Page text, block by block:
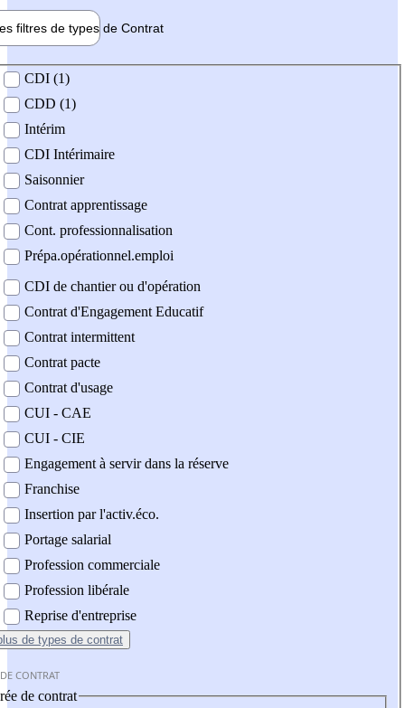
filtres de types de Contrat
contrat
CDI (1)
CDD (1)
Intérim
CDI Intérimaire
Saisonnier
Contrat apprentissage
Cont. professionnalisation
Prépa.opérationnel.emploi
CDI de chantier ou d'opération
Contrat d'Engagement Educatif
Contrat intermittent
Contrat pacte
Contrat d'usage
CUI - CAE
CUI - CIE
Engagement à servir dans la réserve
Franchise
Insertion par l'activ.éco.
Portage salarial
Profession commerciale
Profession libérale
Reprise d'entreprise
de types de contrat
CONTRAT
de contrat